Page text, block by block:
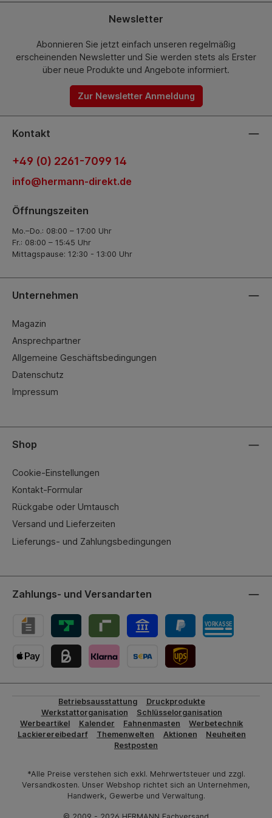
Newsletter
Abonnieren Sie jetzt einfach unseren regelmäßig
erscheinenden Newsletter und Sie werden stets als Erster
über neue Produkte und Angebote informiert.
Zur Newsletter Anmeldung
Kontakt
+49 (0) 2261-7099 14
info@hermann-direkt.de
Öffnungszeiten
Mo.–Do.: 08:00 – 17:00 Uhr
Fr.: 08:00 – 15:45 Uhr
Mittagspause: 12:30 - 13:00 Uhr
Unternehmen
Magazin
Ansprechpartner
Allgemeine Geschäftsbedingungen
Datenschutz
Impressum
Shop
Cookie-Einstellungen
Kontakt-Formular
Rückgabe oder Umtausch
Versand und Lieferzeiten
Lieferungs- und Zahlungsbedingungen
Zahlungs- und Versandarten
Betriebsausstattung
Druckprodukte
Werkstattorganisation
Schlüsselorganisation
Werbeartikel
Kalender Fahnenmasten
Werbetechnik
Lackierereibedarf
Themenwelten Aktionen
Neuheiten
Restposten
*Alle Preise verstehen sich exkl. Mehrwertsteuer und zzgl.
Versandkosten. Unser Webshop richtet sich an Unternehmen,
Handwerk, Gewerbe und Verwaltung.